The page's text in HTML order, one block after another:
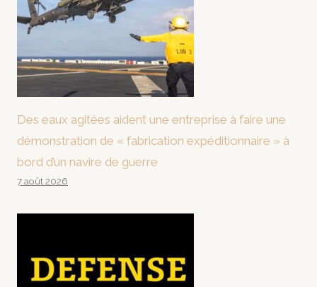
Des eaux agitées aident une entreprise à faire une
démonstration de « fabrication expéditionnaire » à
bord d’un navire de guerre
7 août 2026